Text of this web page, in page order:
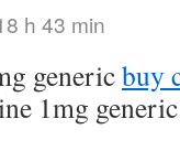
h 43 min
genericbuy
1mg generic